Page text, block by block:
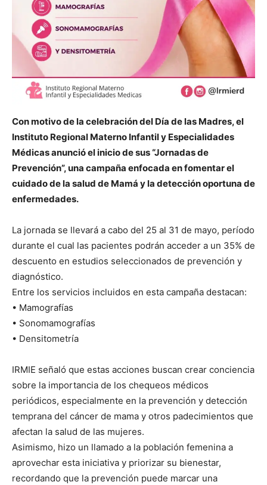
Con motivo de la celebración del Día de las Madres, el
Instituto Regional Materno Infantil y Especialidades
Médicas anunció el inicio de sus “Jornadas de
Prevención”, una campaña enfocada en fomentar el
cuidado de la salud de Mamá y la detección oportuna de
enfermedades.
La jornada se llevará a cabo del 25 al 31 de mayo, período
durante el cual las pacientes podrán acceder a un 35% de
descuento en estudios seleccionados de prevención y
diagnóstico.
Entre los servicios incluidos en esta campaña destacan:
• Mamografías
• Sonomamografías
• Densitometría
IRMIE señaló que estas acciones buscan crear conciencia
sobre la importancia de los chequeos médicos
periódicos, especialmente en la prevención y detección
temprana del cáncer de mama y otros padecimientos que
afectan la salud de las mujeres.
Asimismo, hizo un llamado a la población femenina a
aprovechar esta iniciativa y priorizar su bienestar,
recordando que la prevención puede marcar una